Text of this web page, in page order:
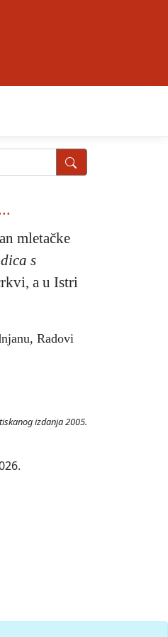
mletačke
s
a u Istri
Radovi
izdanja 2005.